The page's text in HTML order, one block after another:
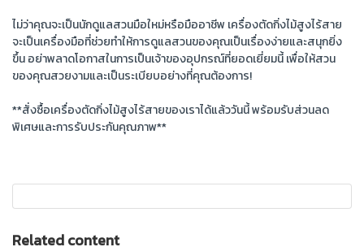
ไม่ว่าคุณจะเป็นนักดูแลสวนมือใหม่หรือมืออาชีพ เครื่องตัดกิ่งไม้สูงไร้สาย
จะเป็นเครื่องมือที่ช่วยทำให้การดูแลสวนของคุณเป็นเรื่องง่ายและสนุกยิ่ง
ขึ้น อย่าพลาดโอกาสในการเป็นเจ้าของอุปกรณ์ที่ยอดเยี่ยมนี้ เพื่อให้สวน
ของคุณสวยงามและเป็นระเบียบอย่างที่คุณต้องการ!
**สั่งซื้อเครื่องตัดกิ่งไม้สูงไร้สายของเราได้แล้ววันนี้ พร้อมรับส่วนลด
พิเศษและการรับประกันคุณภาพ**
Related content